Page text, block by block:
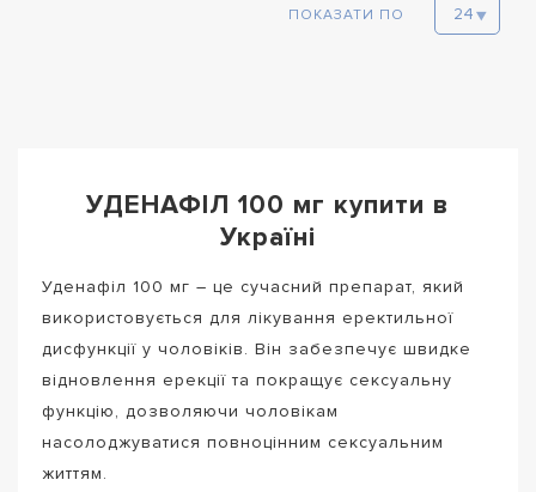
ПОКАЗАТИ ПО
УДЕНАФІЛ 100 мг купити в
Україні
Уденафіл 100 мг – це сучасний препарат, який
використовується для лікування еректильної
дисфункції у чоловіків. Він забезпечує швидке
відновлення ерекції та покращує сексуальну
функцію, дозволяючи чоловікам
насолоджуватися повноцінним сексуальним
життям.